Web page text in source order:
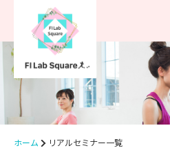
ホーム リアルセミナー一覧